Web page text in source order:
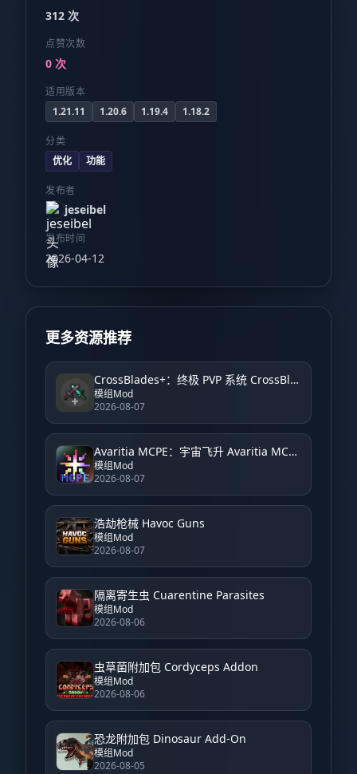
312 次
点赞次数
0 次
适用版本
1.21.11
1.20.6 1.19.4 1.18.2
分类
优化
功能
发布者
jeseibel
发布时间
2026-04-12
更多资源推荐
CrossBlades+：终极 PVP 系统 CrossBlades+: Ultimate PVP System
模组Mod
2026-08-07
Avaritia MCPE：宇宙飞升 Avaritia MCPE: Cosmic Ascension
模组Mod
2026-08-07
浩劫枪械 Havoc Guns
模组Mod
2026-08-07
隔离寄生虫 Cuarentine Parasites
模组Mod
2026-08-06
虫草菌附加包 Cordyceps Addon
模组Mod
2026-08-06
恐龙附加包 Dinosaur Add-On
模组Mod
2026-08-05